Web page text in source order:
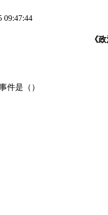
09:47:44
《
件是（）